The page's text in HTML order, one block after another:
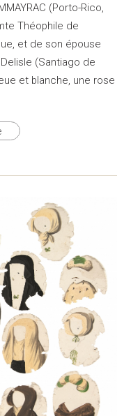
(Porto-Rico,
Théophile de
et de son épouse
(Santiago de
et blanche, une rose